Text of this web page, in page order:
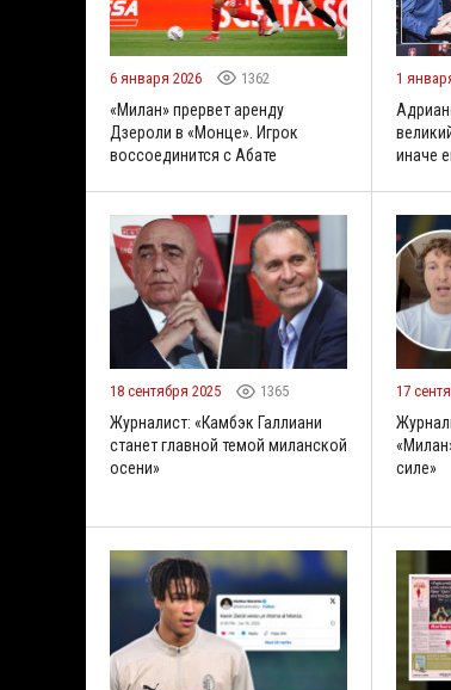
6 января 2026 1362
«Милан» прервет аренду
Дзероли в «Монце». Игрок
воссоединится с Абате
1
иначе
18 сентября 2025 1365
Журналист: «Камбэк Галлиани
станет главной темой миланской
осени»
17
силе»